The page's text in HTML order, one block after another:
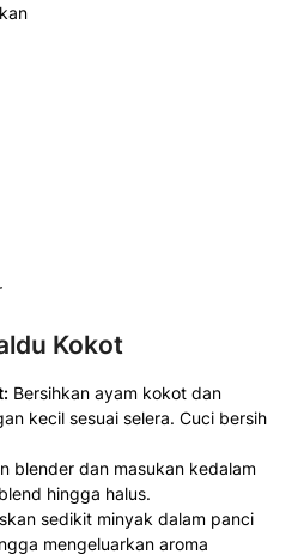
Kokot
Bersihkan ayam kokot dan
kecil sesuai selera. Cuci bersih
blender dan masukan kedalam
hingga halus.
sedikit minyak dalam panci
mengeluarkan aroma